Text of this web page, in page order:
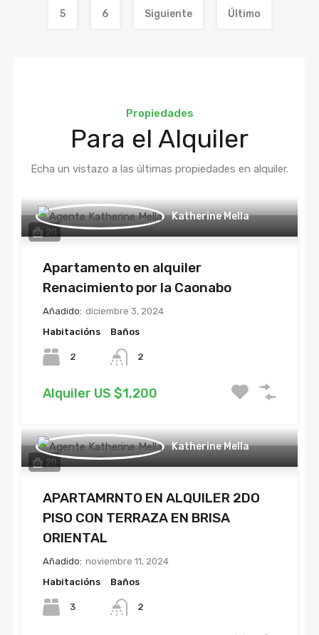
5 6 Siguiente Último
Propiedades
Para el Alquiler
Echa un vistazo a las últimas propiedades en alquiler.
20
Katherine Mella
Apartamento en alquiler
Renacimiento por la Caonabo
Añadido: diciembre 3, 2024
Habitacións
2
Baños
2
Alquiler US $1,200
20
Katherine Mella
APARTAMRNTO EN ALQUILER 2DO
PISO CON TERRAZA EN BRISA
ORIENTAL
Añadido: noviembre 11, 2024
Habitacións
3
Baños
2